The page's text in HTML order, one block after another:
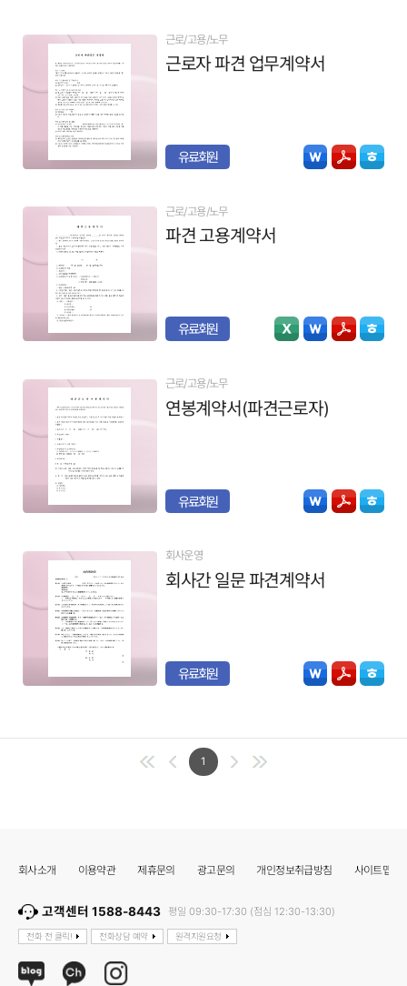
근로/고용/노무
근로자 파견 업무계약서
유료회원
근로/고용/노무
파견 고용계약서
유료회원
근로/고용/노무
연봉계약서(파견근로자)
유료회원
회사운영
회사간 일문 파견계약서
유료회원
1
회사소개 이용약관 제휴문의 광고문의 개인정보취급방침 사이트맵
고객센터 1588-8443 평일 09:30-17:30 (점심 12:30-13:30)
전화 전 클릭! 전화상담 예약 원격지원요청